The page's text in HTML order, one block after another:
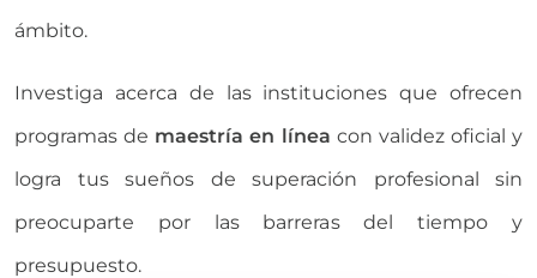
ámbito.
Investiga acerca de las instituciones que ofrecen
programas de maestría en línea con validez oficial y
logra tus sueños de superación profesional sin
preocuparte por las barreras del tiempo y
presupuesto.